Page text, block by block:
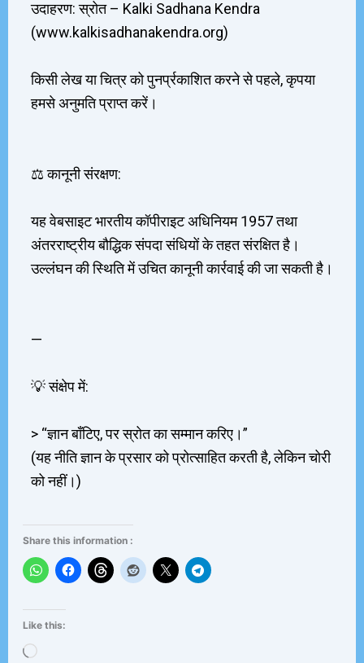
उदाहरण: स्रोत – Kalki Sadhana Kendra
(www.kalkisadhanakendra.org)
किसी लेख या चित्र को पुनर्प्रकाशित करने से पहले, कृपया
हमसे अनुमति प्राप्त करें।
⚖️ कानूनी संरक्षण:
यह वेबसाइट भारतीय कॉपीराइट अधिनियम 1957 तथा
अंतरराष्ट्रीय बौद्धिक संपदा संधियों के तहत संरक्षित है।
उल्लंघन की स्थिति में उचित कानूनी कार्रवाई की जा सकती है।
—
💡 संक्षेप में:
> “ज्ञान बाँटिए, पर स्रोत का सम्मान करिए।”
(यह नीति ज्ञान के प्रसार को प्रोत्साहित करती है, लेकिन चोरी
को नहीं।)
Share this information :
Like this:
Loading…